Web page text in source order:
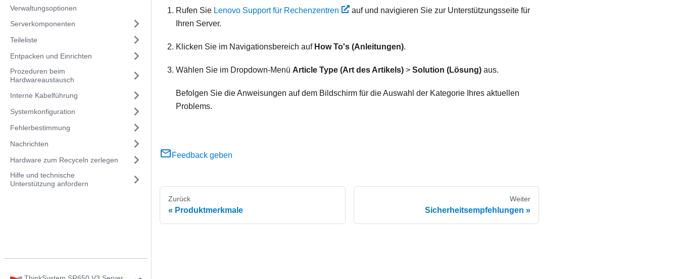
Verwaltungsoptionen
Serverkomponenten
Teileliste
Entpacken und Einrichten
Prozeduren beim
Hardwareaustausch
Interne Kabelführung
Systemkonfiguration
Fehlerbestimmung
Nachrichten
Hardware zum Recyceln zerlegen
Hilfe und technische
Unterstützung anfordern
Rufen Sie Lenovo Support für Rechenzentren
auf und navigieren Sie zur Unterstützungsseite für
Ihren Server.
Klicken Sie im Navigationsbereich auf How To's (Anleitungen).
Wählen Sie im Dropdown-Menü Article Type (Art des Artikels) > Solution (Lösung) aus.
Befolgen Sie die Anweisungen auf dem Bildschirm für die Auswahl der Kategorie Ihres aktuellen
Problems.
Feedback geben
Zurück
Produktmerkmale
Weiter
Sicherheitsempfehlungen